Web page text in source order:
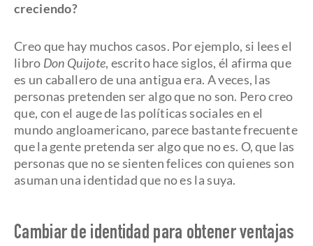
creciendo?
Creo que hay muchos casos. Por ejemplo, si lees el
libro Don Quijote, escrito hace siglos, él afirma que
es un caballero de una antigua era. A veces, las
personas pretenden ser algo que no son. Pero creo
que, con el auge de las políticas sociales en el
mundo angloamericano, parece bastante frecuente
que la gente pretenda ser algo que no es. O, que las
personas que no se sienten felices con quienes son
asuman una identidad que no es la suya.
Cambiar de identidad para obtener ventajas